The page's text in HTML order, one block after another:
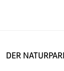
DER